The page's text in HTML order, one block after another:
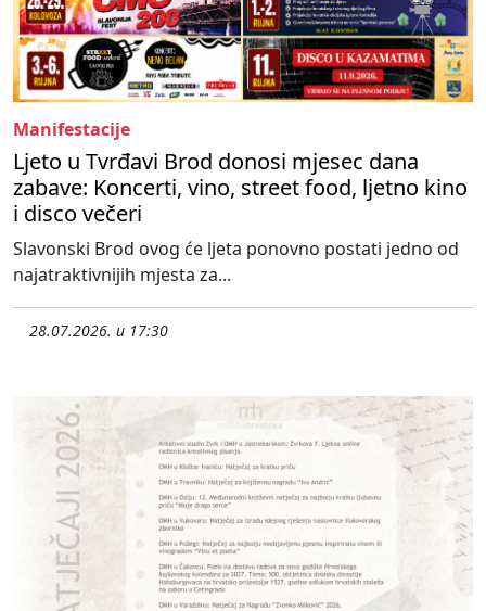
Manifestacije
Ljeto u Tvrđavi Brod donosi mjesec dana
zabave: Koncerti, vino, street food, ljetno kino
i disco večeri
Slavonski Brod ovog će ljeta ponovno postati jedno od
najatraktivnijih mjesta za...
28.07.2026. u 17:30